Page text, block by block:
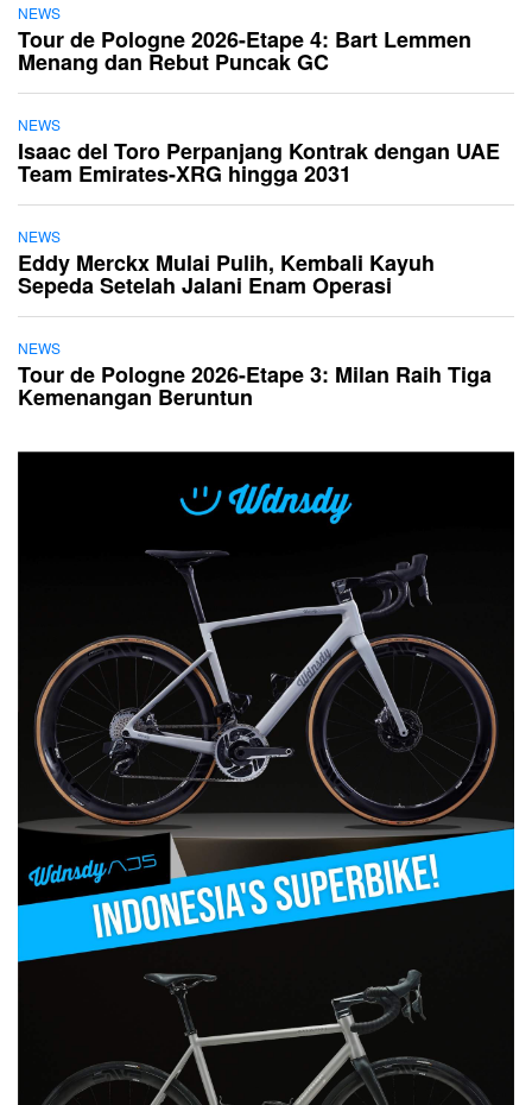
NEWS
Tour de Pologne 2026-Etape 4: Bart Lemmen
Menang dan Rebut Puncak GC
NEWS
Isaac del Toro Perpanjang Kontrak dengan UAE
Team Emirates-XRG hingga 2031
NEWS
Eddy Merckx Mulai Pulih, Kembali Kayuh
Sepeda Setelah Jalani Enam Operasi
NEWS
Tour de Pologne 2026-Etape 3: Milan Raih Tiga
Kemenangan Beruntun